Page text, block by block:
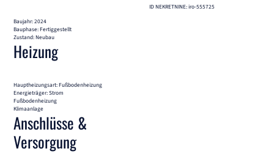
Baujahr: 2024
Bauphase: Fertiggestellt
Zustand: Neubau
Heizung
Hauptheizungsart: Fußbodenheizung
Energieträger: Strom
Fußbodenheizung
Klimaanlage
Anschlüsse &
Versorgung
ID NEKRETNINE: iro-555725